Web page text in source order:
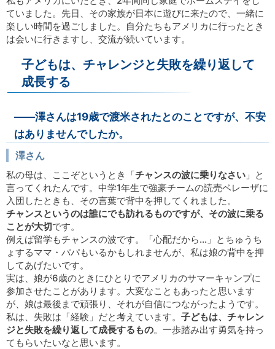
ていました。先日、その家族が日本に遊びに来たので、一緒に
楽しい時間を過ごしました。自分たちもアメリカに行ったとき
は会いに行きますし、交流が続いています。
子どもは、チャレンジと失敗を繰り返して
成長する
――澤さんは19歳で渡米されたとのことですが、不安
はありませんでしたか。
澤さん
私の母は、ここぞというとき「チャンスの波に乗りなさい 」と
言ってくれたんです。中学1年生で強豪チームの読売ベレーザに
入団したときも、その言葉で背中を押してくれました。
チャンスというのは誰にでも訪れるものですが、その波に乗る
ことが大切です。
例えば留学もチャンスの波です。「心配だから…」とちゅうち
ょするママ・パパもいるかもしれませんが、私は娘の背中を押
してあげたいです。
実は、娘が6歳のときにひとりでアメリカのサマーキャンプに
参加させたことがあります。大変なこともあったと思います
が、娘は最後まで頑張り、それが自信につながったようです。
私は、失敗は「経験」だと考えています。 子どもは、チャレン
ジと失敗を繰り返して成長するもの。一歩踏み出す勇気を持っ
てもらいたいなと思います。